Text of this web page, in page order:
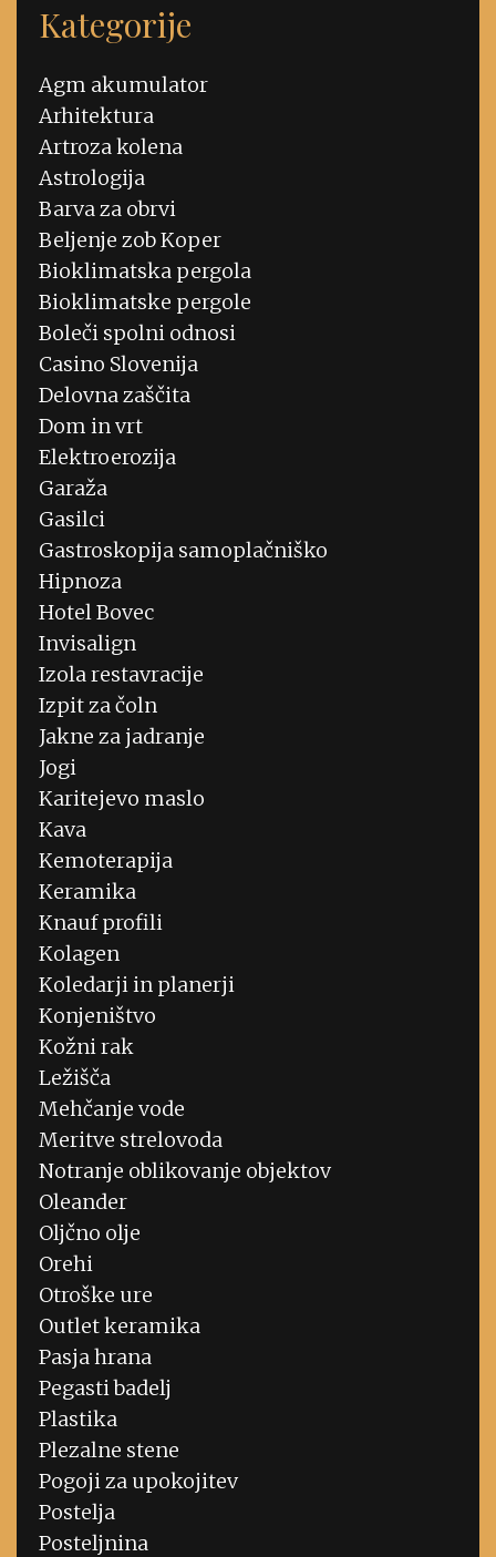
Kategorije
Agm akumulator
Arhitektura
Artroza kolena
Astrologija
Barva za obrvi
Beljenje zob Koper
Bioklimatska pergola
Bioklimatske pergole
Boleči spolni odnosi
Casino Slovenija
Delovna zaščita
Dom in vrt
Elektroerozija
Garaža
Gasilci
Gastroskopija samoplačniško
Hipnoza
Hotel Bovec
Invisalign
Izola restavracije
Izpit za čoln
Jakne za jadranje
Jogi
Karitejevo maslo
Kava
Kemoterapija
Keramika
Knauf profili
Kolagen
Koledarji in planerji
Konjeništvo
Kožni rak
Ležišča
Mehčanje vode
Meritve strelovoda
Notranje oblikovanje objektov
Oleander
Oljčno olje
Orehi
Otroške ure
Outlet keramika
Pasja hrana
Pegasti badelj
Plastika
Plezalne stene
Pogoji za upokojitev
Postelja
Posteljnina